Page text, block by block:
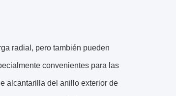
radial, pero también pueden
convenientes para las
alcantarilla del anillo exterior de